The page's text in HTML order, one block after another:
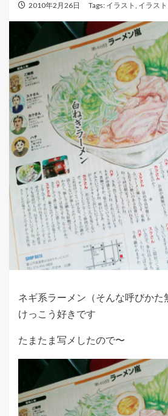
2010年2月26日 Tags: イラスト , イラス
ネギ系ラーメン（そんな呼びかた
けっこう好きです
たまたま写メしたので〜